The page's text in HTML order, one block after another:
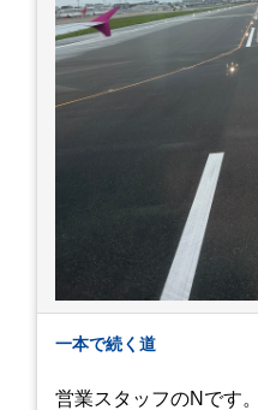
一本で続く道
営業スタッフのNです。 だんだん蒸し暑く感じる